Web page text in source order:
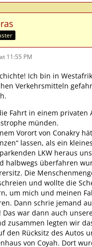
11:55 PM
Ich bin in
Verkehrsmitteln
Fahrt in einem privaten
münden.
Vorort von Conakry
lassen, als ein
LKW heraus
halbwegs überfahren
Die
und wollte die
um mich und meinen
Dann schrie jemand
Das war dann auch
zusammen legten wir
den Rücksitz des Autos
von Coyah. Dort